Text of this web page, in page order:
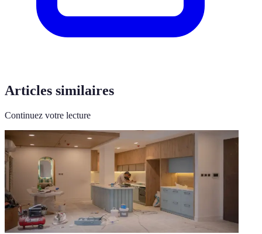
Articles similaires
Continuez votre lecture